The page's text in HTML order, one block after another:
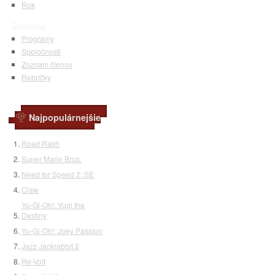
Rok
Programy
Spoločnosti
Zoznam členov
Rebríčky
Najpopulárnejšie
Road Rash
Super Mario Bros.
Need for Speed 2: SE
Claw
Yu-Gi-Oh!: Yugi the
Destiny
Yu-Gi-Oh!: Joey Passion
Jazz Jackrabbit 2
Re-Volt